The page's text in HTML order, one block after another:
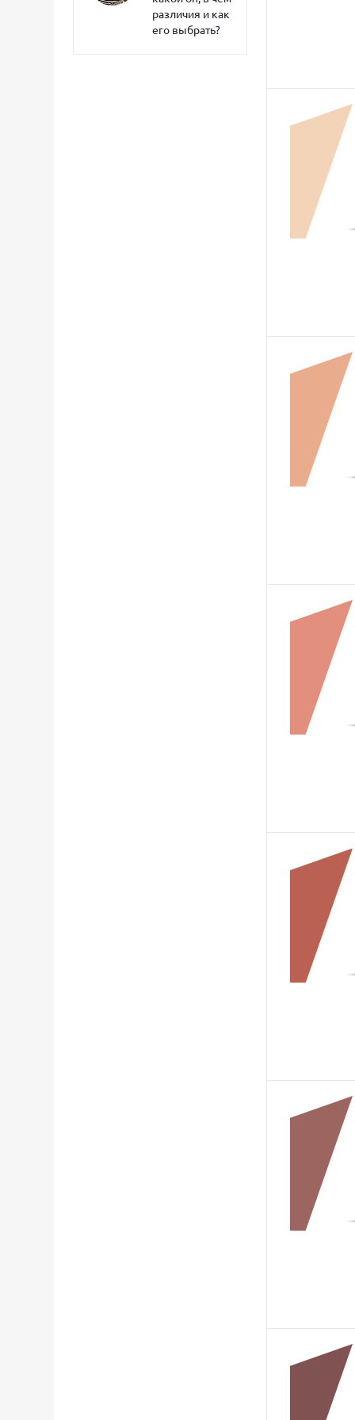
Таир (
Хася Моделист (
250
различия и как
его выбрать?